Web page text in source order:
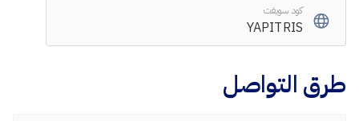
كود سويفت
YAPITRIS
طرق التواصل